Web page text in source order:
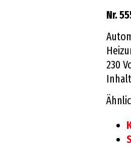
Nr.
230